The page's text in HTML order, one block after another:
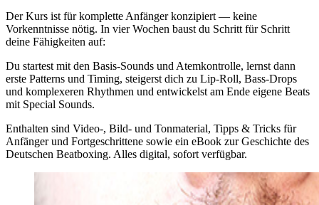
Der Kurs ist für komplette Anfänger konzipiert — keine
Vorkenntnisse nötig. In vier Wochen baust du Schritt für Schritt
deine Fähigkeiten auf:
Du startest mit den Basis-Sounds und Atemkontrolle, lernst dann
erste Patterns und Timing, steigerst dich zu Lip-Roll, Bass-Drops
und komplexeren Rhythmen und entwickelst am Ende eigene Beats
mit Special Sounds.
Enthalten sind Video-, Bild- und Tonmaterial, Tipps & Tricks für
Anfänger und Fortgeschrittene sowie ein eBook zur Geschichte des
Deutschen Beatboxing. Alles digital, sofort verfügbar.